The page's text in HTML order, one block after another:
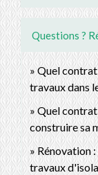
Questions ?
Quel contrat
travaux dans
Quel contrat
construire sa
Rénovation
travaux